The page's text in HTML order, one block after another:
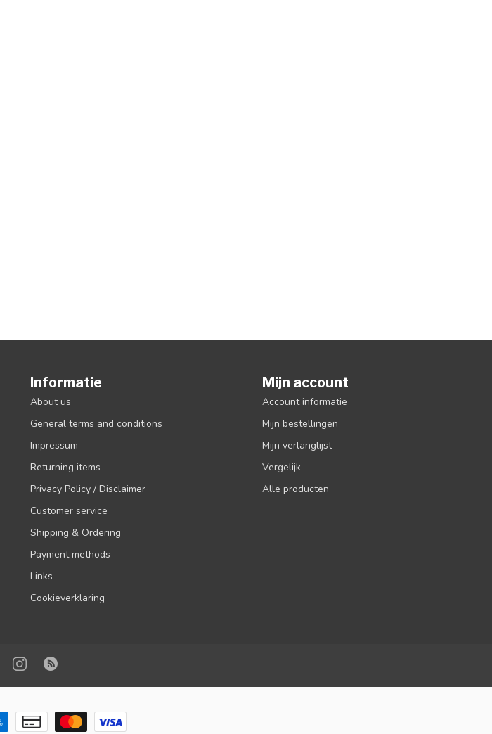
Informatie
About us
General terms and conditions
Impressum
Returning items
Privacy Policy / Disclaimer
Customer service
Shipping & Ordering
Payment methods
Links
Cookieverklaring
Mijn account
Account informatie
Mijn bestellingen
Mijn verlanglijst
Vergelijk
Alle producten